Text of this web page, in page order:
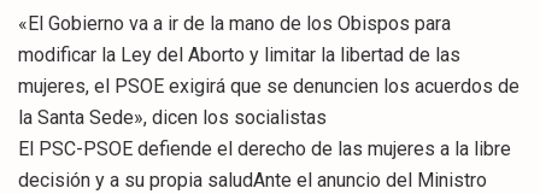
«El Gobierno va a ir de la mano de los Obispos para
modificar la Ley del Aborto y limitar la libertad de las
mujeres, el PSOE exigirá que se denuncien los acuerdos de
la Santa Sede», dicen los socialistas
El PSC-PSOE defiende el derecho de las mujeres a la libre
decisión y a su propia saludAnte el anuncio del Ministro